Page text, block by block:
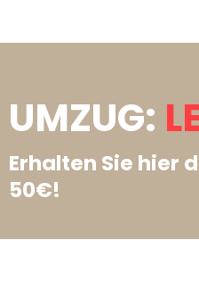
UMZUG:
Erhalten Sie hier
50€!